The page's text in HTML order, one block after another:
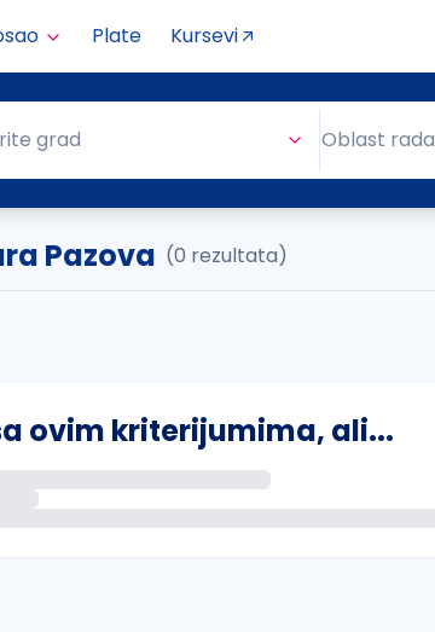
Plate Kursevi
grad Oblast rada
Pazova (0 rezultata)
ovim kriterijumima, ali...